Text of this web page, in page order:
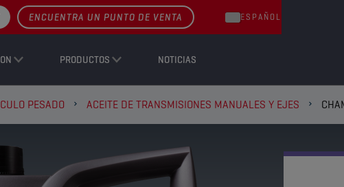
PRODUCTOS NOTICIAS
ENCUENTRA UN PUNTO DE VENTA ESPAÑOL
PESADO ACEITE DE TRANSMISIONES MANUALES Y EJES